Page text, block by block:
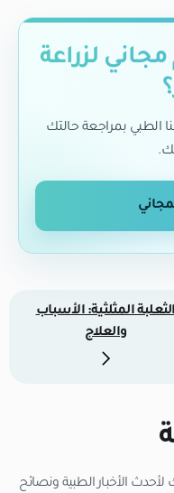
لزراعة
الطبي بمراجعة حالتك
المثلثية: الأسباب
والعلاج
الأخبار الطبية ونصائح